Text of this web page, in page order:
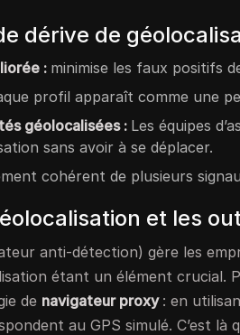
dérive de
: minimise les faux positifs
profil apparaît comme une
géolocalisées : Les équipes
sans avoir à se déplacer.
cohérent de plusieurs
et les
anti-détection) gère les
étant un élément crucial.
de navigateur proxy : en
au GPS simulé. C’est